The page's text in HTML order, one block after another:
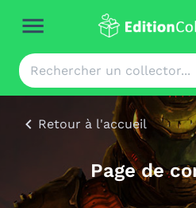
Retour à l'accueil
Page de